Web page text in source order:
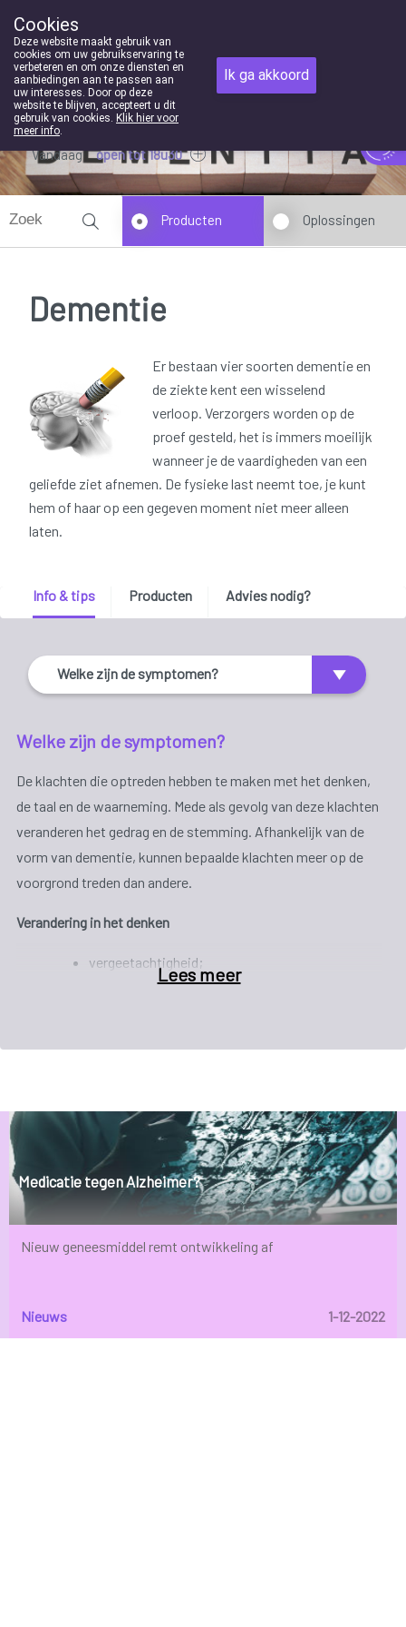
089/352369
Vandaag open tot 18u30
Producten Oplossingen
Dementie
Er bestaan vier soorten dementie en
de ziekte kent een wisselend
verloop. Verzorgers worden op de
proef gesteld, het is immers moeilijk
wanneer je de vaardigheden van een
geliefde ziet afnemen. De fysieke last neemt toe, je kunt
hem of haar op een gegeven moment niet meer alleen
laten.
Info & tips Producten Advies nodig?
Welke zijn de symptomen?
Welke zijn de symptomen?
De klachten die optreden hebben te maken met het denken,
de taal en de waarneming. Mede als gevolg van deze klachten
veranderen het gedrag en de stemming. Afhankelijk van de
vorm van dementie, kunnen bepaalde klachten meer op de
voorgrond treden dan andere.
Verandering in het denken
vergeetachtigheid;
oriëntatieproblemen;
moeite om handelingen doelgericht uit te
voeren.
Verandering van gedrag
niet meer stil kunnen zitten, vooral ’s
Lees meer
Medicatie tegen Alzheimer?
Nieuw geneesmiddel remt ontwikkeling af
Nieuws 1-12-2022
Cookies
Deze website maakt gebruik van
cookies om uw gebruikservaring te
verbeteren en om onze diensten en
aanbiedingen aan te passen aan
uw interesses. Door op deze
website te blijven, accepteert u dit
gebruik van cookies. Klik hier voor
meer info.
Ik ga akkoord